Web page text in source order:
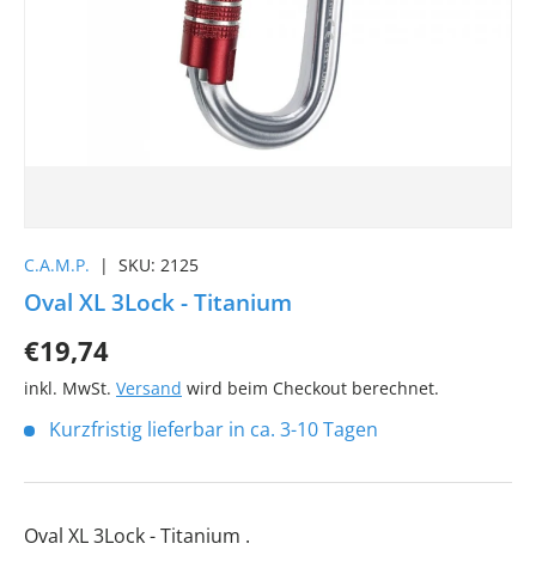
C.A.M.P. | SKU: 2125
Oval XL 3Lock - Titanium
€19,74
inkl. MwSt. Versand wird beim Checkout berechnet.
Kurzfristig lieferbar in ca. 3-10 Tagen
Oval XL 3Lock - Titanium .